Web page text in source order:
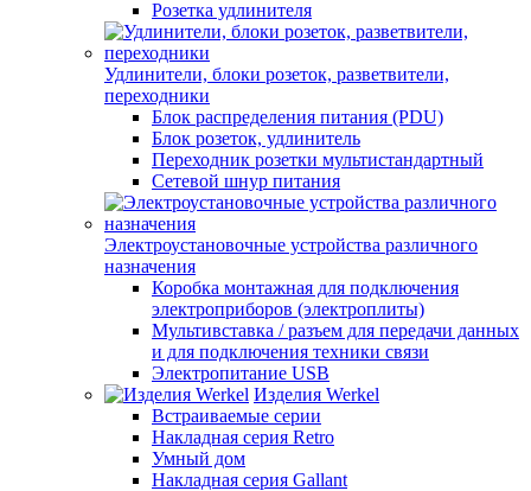
Розетка удлинителя
Удлинители, блоки розеток, разветвители,
переходники
Блок распределения питания (PDU)
Блок розеток, удлинитель
Переходник розетки мультистандартный
Сетевой шнур питания
Электроустановочные устройства различного
назначения
Коробка монтажная для подключения
электроприборов (электроплиты)
Мультивставка / разъем для передачи данных
и для подключения техники связи
Электропитание USB
Изделия Werkel
Встраиваемые серии
Накладная серия Retro
Умный дом
Накладная серия Gallant